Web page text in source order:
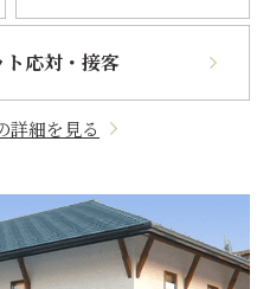
応対・接客
詳細を見る